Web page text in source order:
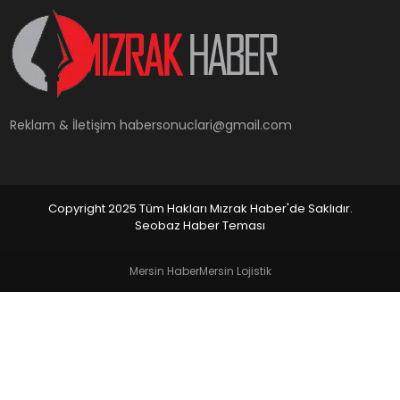
YAŞAM
Reklam & İletişimhabersonuclari@gmail.com
Copyright 2025 Tüm Hakları Mızrak Haber'de Saklıdır.
Seobaz Haber Teması
Mersin HaberMersin Lojistik